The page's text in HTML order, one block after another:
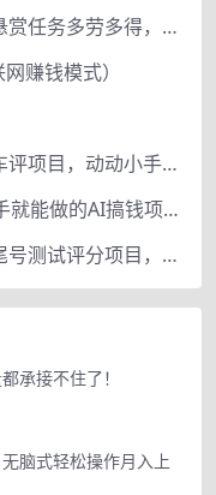
赏帮赚悬赏奖励到账200元，悬赏任务多劳多得，人人可做。
赚钱模式）
《188个赚钱项目-183》有驾车评项目，动动小手，复制粘贴赚44元！
上架2小时收入630+，只要有手就能做的AI搞钱项目，奶奶看完都能学会!
《188个赚钱项目-180》手机尾号测试评分项目，短视频直播日赚200+
承接不住了！
脑式轻松操作月入上